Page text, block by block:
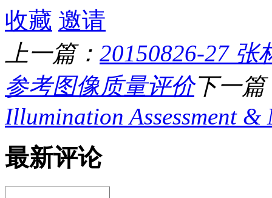
收藏 邀请
上一篇： 20150826-27
参考图像质量评价下一篇
Illumination Assessment
最新评论